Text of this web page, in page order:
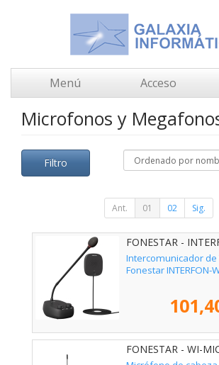
Menú Acceso
Microfonos y
Filtro
Ant. 01 02 Sig.
FONESTAR -
Intercomunicador de
Fonestar INTERFON-
FONESTAR - WI-